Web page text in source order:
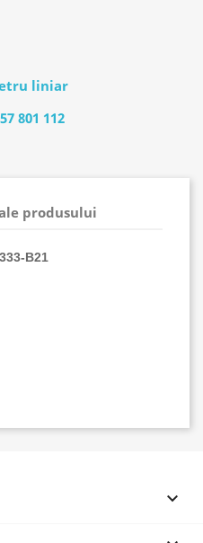
liniar
801 112
produsului
B21
